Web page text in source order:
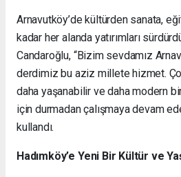
Arnavutköy’de kültürden sanata,
kadar her alanda yatırımları
Candaroğlu, “Bizim sevdamız
derdimiz bu aziz millete hizmet.
daha yaşanabilir ve daha modern
için durmadan çalışmaya devam
kullandı.
Hadımköy’e Yeni Bir Kültür ve